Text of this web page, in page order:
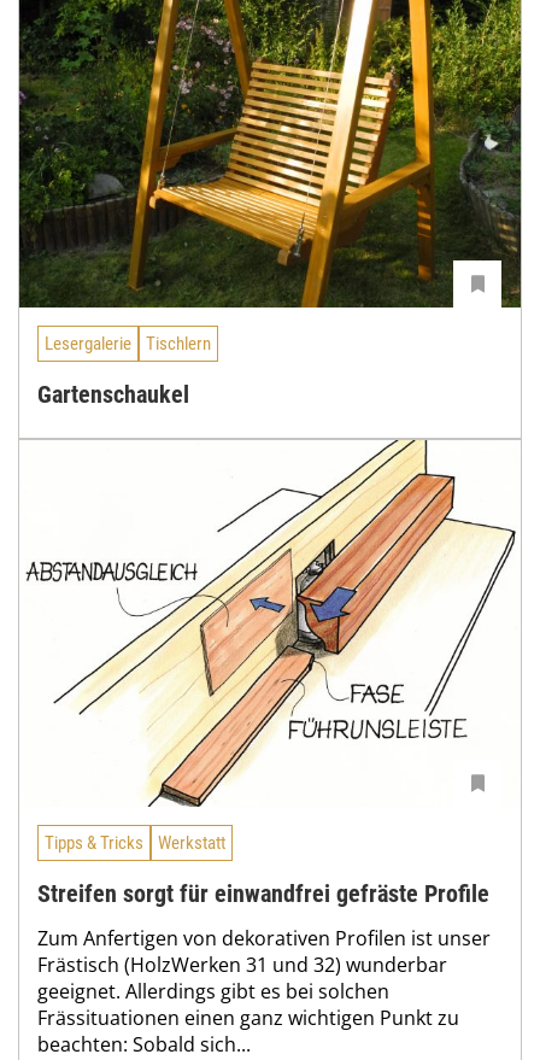
Lesergalerie Tischlern
Gartenschaukel
Tipps & Tricks Werkstatt
Streifen sorgt für einwandfrei gefräste Profile
Zum Anfertigen von dekorativen Profilen ist unser
Frästisch (HolzWerken 31 und 32) wunderbar
geeignet. Allerdings gibt es bei solchen
Frässituationen einen ganz wichtigen Punkt zu
beachten: Sobald sich...